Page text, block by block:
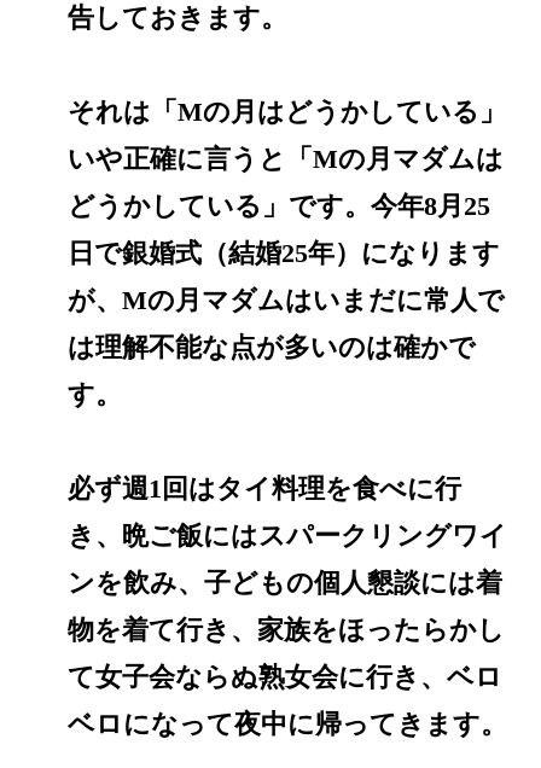
告しておきます。
それは「Mの月はどうかしている」
いや正確に言うと「Mの月マダムは
どうかしている」です。今年8月25
日で銀婚式（結婚25年）になります
が、Mの月マダムはいまだに常人で
は理解不能な点が多いのは確かで
す。
必ず週1回はタイ料理を食べに行
き、晩ご飯にはスパークリングワイ
ンを飲み、子どもの個人懇談には着
物を着て行き、家族をほったらかし
て女子会ならぬ熟女会に行き、ベロ
ベロになって夜中に帰ってきます。